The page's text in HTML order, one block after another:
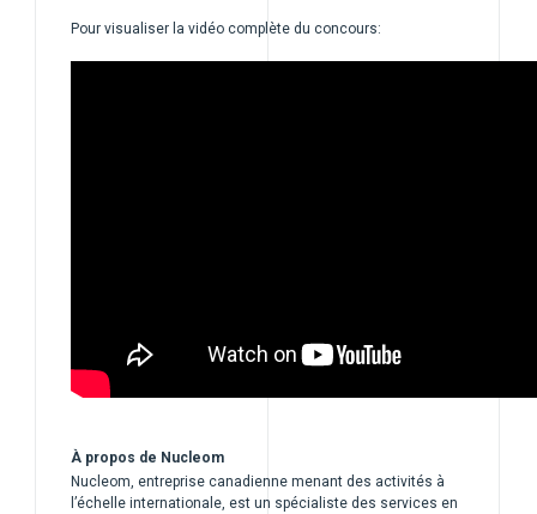
Pour visualiser la vidéo complète du concours:
À propos de Nucleom
Nucleom, entreprise canadienne menant des activités à
l’échelle internationale, est un spécialiste des services en